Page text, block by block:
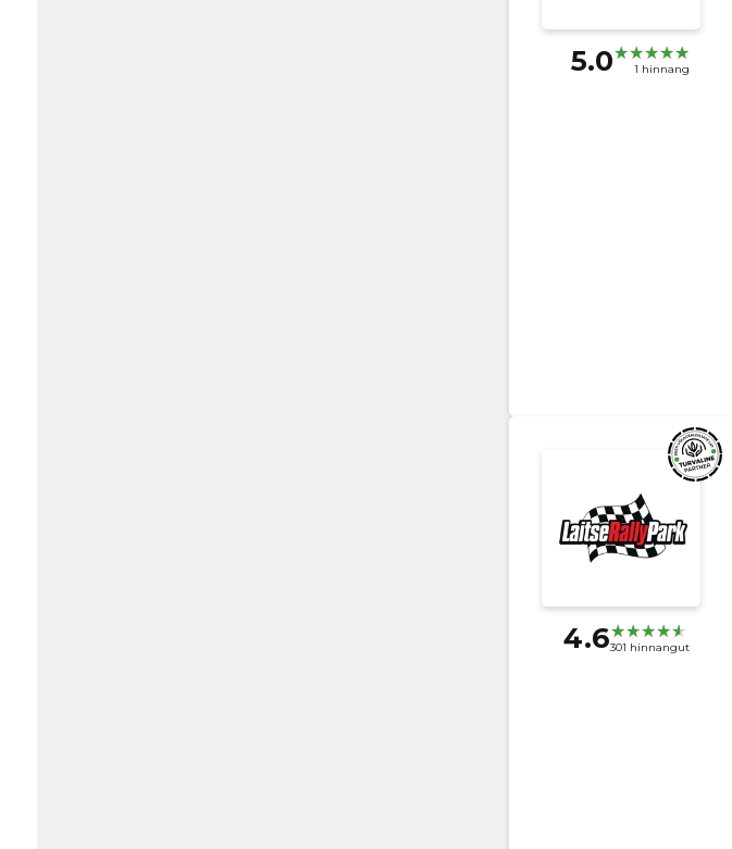
5.0 1 hinnang
4.6301 hinnangut